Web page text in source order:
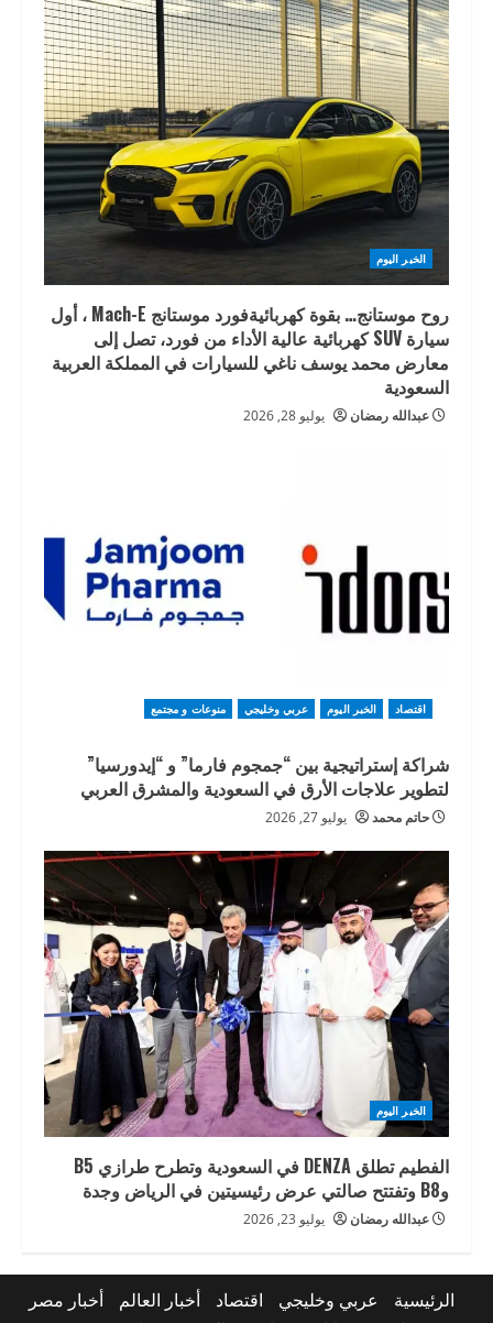
الخبر اليوم
روح موستانج… بقوة كهربائيةفورد موستانج Mach-E ، أول
سيارة SUV كهربائية عالية الأداء من فورد، تصل إلى
معارض محمد يوسف ناغي للسيارات في المملكة العربية
السعودية
عبدالله رمضان يوليو 28, 2026
اقتصاد الخبر اليوم عربي وخليجي منوعات و مجتمع
شراكة إستراتيجية بين “جمجوم فارما” و “إيدورسيا”
لتطوير علاجات الأرق في السعودية والمشرق العربي
حاتم محمد يوليو 27, 2026
الخبر اليوم
الفطيم تطلق DENZA في السعودية وتطرح طرازي B5
وB8 وتفتتح صالتي عرض رئيسيتين في الرياض وجدة
عبدالله رمضان يوليو 23, 2026
الرئيسية عربي وخليجي اقتصاد أخبار العالم
أخبار مصر